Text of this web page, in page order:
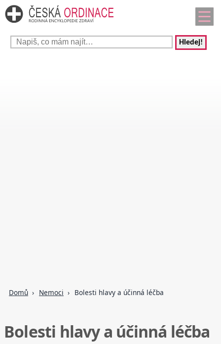
Hledej!
Domů Nemoci Bolesti hlavy a účinná léčba
Bolesti hlavy a účinná léčba